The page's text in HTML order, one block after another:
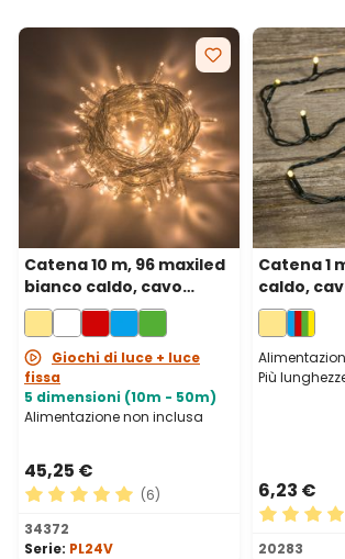
Catena 10 m, 96 maxiled
bianco caldo, cavo
trasparente,
prolungabile
Giochi di luce + luce
fissa
5 dimensioni (10m - 50m)
Alimentazione non inclusa
45,25 €
Valutazione media di 5 su 5 stelle
(6)
34372
Serie: PL24V
Catena 1
caldo,
Più
6,23 €
20283